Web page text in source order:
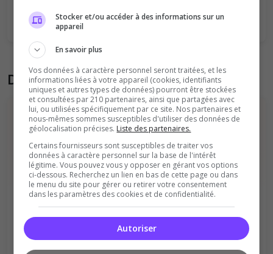
Donner son avis sur le serveur
Vous devez être connecté pour ajouter
un avis sur ce serveur !
Se connecter
Stocker et/ou accéder à des informations sur un
appareil
En savoir plus
Vos données à caractère personnel seront traitées, et les
informations liées à votre appareil (cookies, identifiants
uniques et autres types de données) pourront être stockées
et consultées par 210 partenaires, ainsi que partagées avec
lui, ou utilisées spécifiquement par ce site. Nos partenaires et
nous-mêmes sommes susceptibles d'utiliser des données de
géolocalisation précises. Liste des partenaires.
Certains fournisseurs sont susceptibles de traiter vos
données à caractère personnel sur la base de l'intérêt
légitime. Vous pouvez vous y opposer en gérant vos options
ci-dessous. Recherchez un lien en bas de cette page ou dans
le menu du site pour gérer ou retirer votre consentement
dans les paramètres des cookies et de confidentialité.
Autoriser